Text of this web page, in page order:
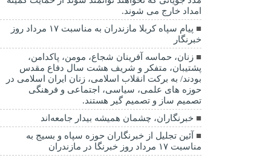
امداد خارج می شوند.
پیام سپاه کربلا مازندران به مناسبت ۱۷ مرداد روز
خبرنگار
زنان، حماسه آفرینان شجاع، مومن، پاکدامن،
پشتیبان، متفکر و شریف هشت سال دفاع مقدس
بودند/ به برکت انقلاب اسلامی، زنان ایران اسلامی در
حوزه های علمی، سیاسی، اجتماعی و فرهنگی
تصمیم ساز و تصمیم گیر هستند.
خبرنگاران، چشمان همیشه بیدار جامعه‌اند
آئین تجلیل از خبرنگاران حوزه سپاه و بسیج به
مناسبت ۱۷ مرداد روز خبرنگا در مازندران